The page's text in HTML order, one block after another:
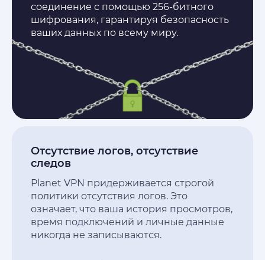
соединение с помощью 256-битного
шифрования, гарантируя безопасность
ваших данных по всему миру.
Отсутствие логов, отсутствие
следов
Planet VPN придерживается строгой
политики отсутствия логов. Это
означает, что ваша история просмотров,
время подключений и личные данные
никогда не записываются.